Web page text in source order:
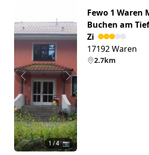
Zurück Weiter
1/ 4 📷
Fewo 1 Waren
Buchen am
Zi
17192 Waren
2.7km